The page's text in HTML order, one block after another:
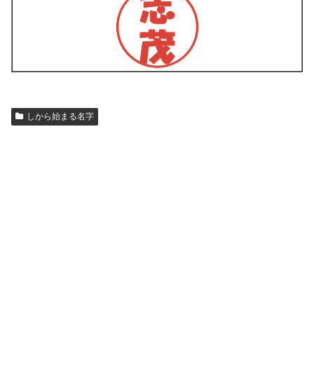
しから始まる名字